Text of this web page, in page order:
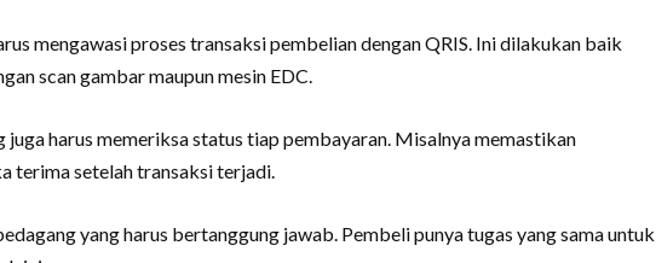
mengawasi proses transaksi pembelian dengan QRIS. Ini dilakukan baik
scan gambar maupun mesin EDC.
juga harus memeriksa status tiap pembayaran. Misalnya memastikan
terima setelah transaksi terjadi.
yang harus bertanggung jawab. Pembeli punya tugas yang sama untuk